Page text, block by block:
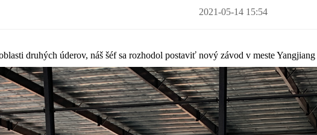
2021-05-14 15:54
druhých úderov, náš šéf sa rozhodol postaviť nový závod v meste